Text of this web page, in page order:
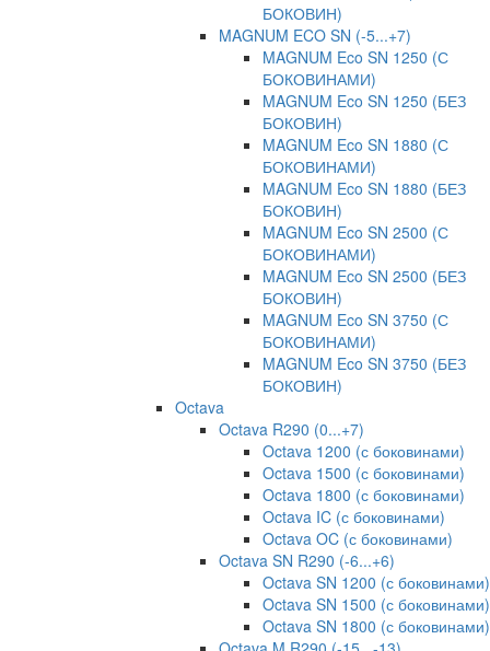
БОКОВИН)
MAGNUM ECO SN (-5...+7)
MAGNUM Eco SN 1250 (С
БОКОВИНАМИ)
MAGNUM Eco SN 1250 (БЕЗ
БОКОВИН)
MAGNUM Eco SN 1880 (С
БОКОВИНАМИ)
MAGNUM Eco SN 1880 (БЕЗ
БОКОВИН)
MAGNUM Eco SN 2500 (С
БОКОВИНАМИ)
MAGNUM Eco SN 2500 (БЕЗ
БОКОВИН)
MAGNUM Eco SN 3750 (С
БОКОВИНАМИ)
MAGNUM Eco SN 3750 (БЕЗ
БОКОВИН)
Octava
Octava R290 (0...+7)
Octava 1200 (с боковинами)
Octava 1500 (с боковинами)
Octava 1800 (с боковинами)
Octava IC (с боковинами)
Octava OC (с боковинами)
Octava SN R290 (-6...+6)
Octava SN 1200 (с боковинами)
Octava SN 1500 (с боковинами)
Octava SN 1800 (с боковинами)